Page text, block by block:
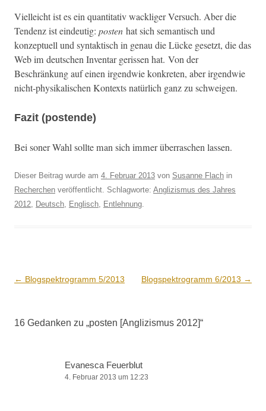
Vielle­icht ist es ein quan­ti­ta­tiv wack­liger Ver­such. Aber die
Ten­denz ist ein­deutig: posten hat sich seman­tisch und
konzeptuell und syn­tak­tisch in genau die Lücke geset­zt, die das
Web im deutschen Inven­tar geris­sen hat. Von der
Beschränkung auf einen irgend­wie konkreten, aber irgend­wie
nicht-physikalis­chen Kon­texts natür­lich ganz zu schweigen.
Fazit (postende)
Bei son­er Wahl sollte man sich immer über­raschen lassen.
Dieser Beitrag wurde am 4. Februar 2013 von Susanne Flach in
Recherchen veröffentlicht. Schlagworte: Anglizismus des Jahres
2012
Deutsch Englisch Entlehnung
Beitrags-
← Blogspektrogramm 5/2013 Blogspektrogramm 6/2013 →
16 Gedanken zu „posten [Anglizismus 2012]“
Evanesca Feuerblut
4. Februar 2013 um 12:23